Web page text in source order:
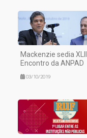
Mackenzie sedia XLIII
Encontro da ANPAD
03/10/2019